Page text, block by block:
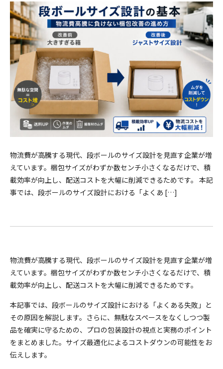
物流費が高騰する現代、段ボールのサイズ設計を見直す企業が増
えています。梱包サイズがわずか数センチ小さくなるだけで、積
載効率が向上し、配送コストを大幅に削減できるためです。 本記
事では、段ボールのサイズ設計における「よくあ […]
物流費が高騰する現代、段ボールのサイズ設計を見直す企業が増
えています。梱包サイズがわずか数センチ小さくなるだけで、積
載効率が向上し、配送コストを大幅に削減できるためです。
本記事では、段ボールのサイズ設計における「よくある失敗」と
その原因を解説します。さらに、無駄なスペースをなくしつつ製
品を確実に守るための、プロの包装設計の視点と実務のポイント
をまとめました。サイズ最適化によるコストダウンの可能性をお
伝えします。